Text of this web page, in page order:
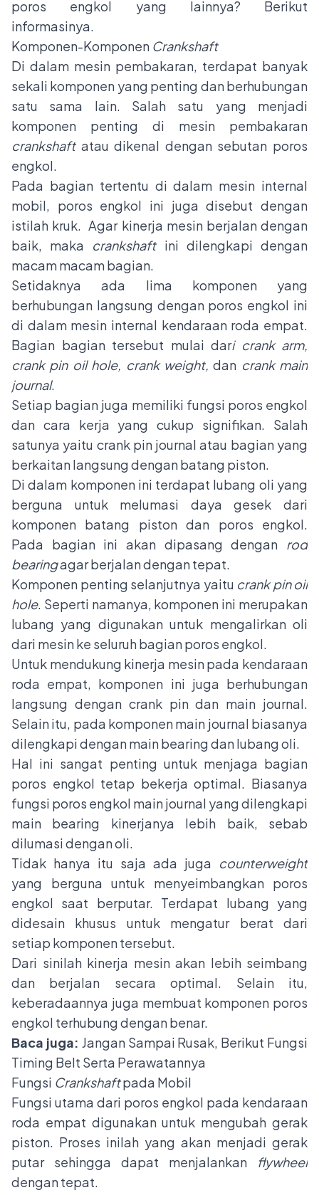
poros engkol yang lainnya? Berikut
informasinya.
Komponen-Komponen Crankshaft
Di dalam mesin pembakaran, terdapat banyak
sekali komponen yang penting dan berhubungan
satu sama lain. Salah satu yang menjadi
komponen penting di mesin pembakaran
crankshaftatau dikenal dengan sebutan poros
engkol.
Pada bagian tertentu di dalam mesin internal
mobil, poros engkol ini juga disebut dengan
istilah kruk. Agar kinerja mesin berjalan dengan
baik, maka crankshaftini dilengkapi dengan
macam macam bagian.
Setidaknya ada lima komponen yang
berhubungan langsung dengan poros engkol ini
di dalam mesin internal kendaraan roda empat.
Bagian bagian tersebut mulai dari crank arm,
crank pin oil hole, crank weight,dan crank main
journal.
Setiap bagian juga memiliki fungsi poros engkol
dan cara kerja yang cukup signifikan. Salah
satunya yaitu crank pin journal atau bagian yang
berkaitan langsung dengan batang piston.
Di dalam komponen ini terdapat lubang oli yang
berguna untuk melumasi daya gesek dari
komponen batang piston dan poros engkol.
Pada bagian ini akan dipasang dengan rod
bearingagar berjalan dengan tepat.
Komponen penting selanjutnya yaitu crank pin oil
hole. Seperti namanya, komponen ini merupakan
lubang yang digunakan untuk mengalirkan oli
dari mesin ke seluruh bagian poros engkol.
Untuk mendukung kinerja mesin pada kendaraan
roda empat, komponen ini juga berhubungan
langsung dengan crank pin dan main journal.
Selain itu, pada komponen main journal biasanya
dilengkapi dengan main bearing dan lubang oli.
Hal ini sangat penting untuk menjaga bagian
poros engkol tetap bekerja optimal. Biasanya
fungsi poros engkol main journal yang dilengkapi
main bearing kinerjanya lebih baik, sebab
dilumasi dengan oli.
Tidak hanya itu saja ada juga counterweight
yang berguna untuk menyeimbangkan poros
engkol saat berputar. Terdapat lubang yang
didesain khusus untuk mengatur berat dari
setiap komponen tersebut.
Dari sinilah kinerja mesin akan lebih seimbang
dan berjalan secara optimal. Selain itu,
keberadaannya juga membuat komponen poros
engkol terhubung dengan benar.
Baca juga: Jangan Sampai Rusak, Berikut Fungsi
Timing Belt Serta Perawatannya
Fungsi Crankshaftpada Mobil
Fungsi utama dari poros engkol pada kendaraan
roda empat digunakan untuk mengubah gerak
piston. Proses inilah yang akan menjadi gerak
putar sehingga dapat menjalankan flywheel
dengan tepat.